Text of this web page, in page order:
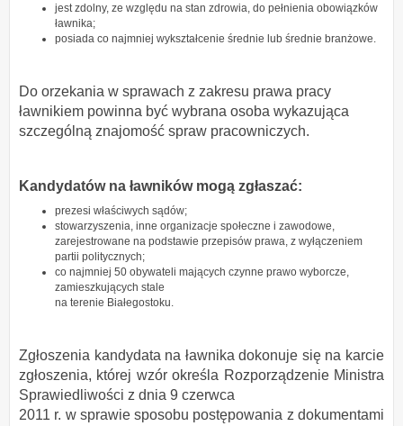
jest zdolny, ze względu na stan zdrowia, do pełnienia obowiązków
ławnika;
posiada co najmniej wykształcenie średnie lub średnie branżowe.
Do orzekania w sprawach z zakresu prawa pracy
ławnikiem powinna być wybrana osoba wykazująca
szczególną znajomość spraw pracowniczych.
Kandydatów na ławników mogą zgłaszać:
prezesi właściwych sądów;
stowarzyszenia, inne organizacje społeczne i zawodowe,
zarejestrowane na podstawie przepisów prawa, z wyłączeniem
partii politycznych;
co najmniej 50 obywateli mających czynne prawo wyborcze,
zamieszkujących stale
na terenie Białegostoku.
Zgłoszenia kandydata na ławnika dokonuje się na karcie
zgłoszenia, której wzór określa Rozporządzenie Ministra
Sprawiedliwości z dnia 9 czerwca
2011 r. w sprawie sposobu postępowania z dokumentami